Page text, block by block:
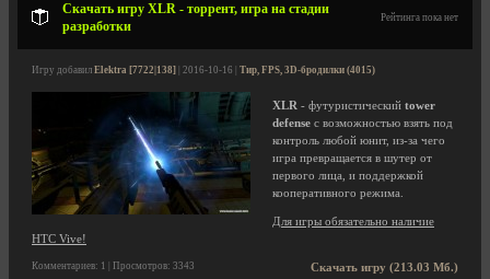
Скачать игру XLR - торрент, игра на стадии
разработки
Рейтинга пока нет
Игру добавил Elektra [7722|138] | 2016-10-16 | Тир, FPS, 3D-бродилки (4015)
XLR - футуристический tower
defense с возможностью взять под
контроль любой юнит, из-за чего
игра превращается в шутер от
первого лица, и поддержкой
кооперативного режима.
Для игры обязательно наличие
HTC Vive!
Скачать игру (213.03 Мб.)
Комментариев: 1 | Просмотров: 3343